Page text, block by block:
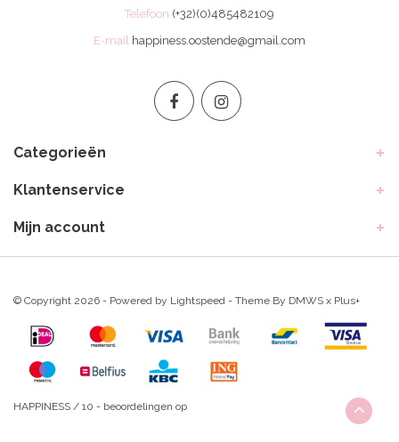
Telefoon (+32)(0)485482109
E-mail happiness.oostende@gmail.com
Categorieën
Klantenservice
Mijn account
© Copyright 2026 - Powered by Lightspeed - Theme By DMWS x Plus+
HAPPINESS / 10 - beoordelingen op